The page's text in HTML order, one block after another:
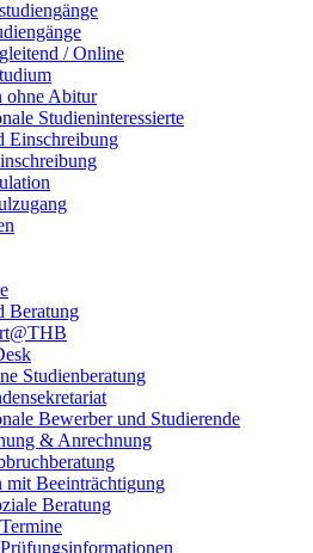
/ Online
ohne Abitur
Studieninteressierte
Einschreibung
Beratung
Studienberatung
Bewerber und Studierende
& Anrechnung
mit Beeinträchtigung
Beratung